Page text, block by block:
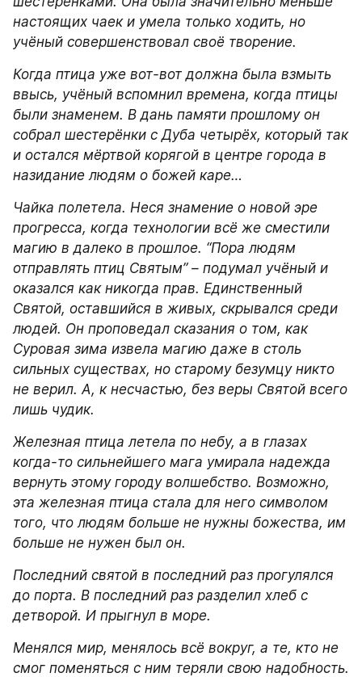
настоящих чаек и умела только ходить, но
учёный совершенствовал своё творение.
Когда птица уже вот-вот должна была взмыть
ввысь, учёный вспомнил времена, когда птицы
были знаменем. В дань памяти прошлому он
собрал шестерёнки с Дуба четырёх, который так
и остался мёртвой корягой в центре города в
назидание людям о божей каре…
Чайка полетела. Неся знамение о новой эре
прогресса, когда технологии всё же сместили
магию в далеко в прошлое. “Пора людям
отправлять птиц Святым” – подумал учёный и
оказался как никогда прав. Единственный
Святой, оставшийся в живых, скрывался среди
людей. Он проповедал сказания о том, как
Суровая зима извела магию даже в столь
сильных существах, но старому безумцу никто
не верил. А, к несчастью, без веры Святой всего
лишь чудик.
Железная птица летела по небу, а в глазах
когда-то сильнейшего мага умирала надежда
вернуть этому городу волшебство. Возможно,
эта железная птица стала для него символом
того, что людям больше не нужны божества, им
больше не нужен был он.
Последний святой в последний раз прогулялся
до порта. В последний раз разделил хлеб с
детворой. И прыгнул в море.
Менялся мир, менялось всё вокруг, а те, кто не
смог поменяться с ним теряли свою надобность.